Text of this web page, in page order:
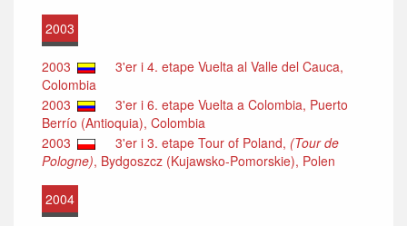
2003
2003
3'er i 4. etape Vuelta al Valle del Cauca,
Colombia
2003
3'er i 6. etape Vuelta a Colombia, Puerto
Berrío (Antioquia), Colombia
2003
3'er i 3. etape Tour of Poland, (Tour de
Pologne), Bydgoszcz (Kujawsko-Pomorskie), Polen
2004